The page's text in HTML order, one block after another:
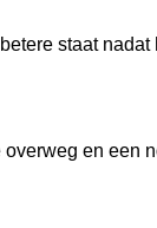
staat
en een